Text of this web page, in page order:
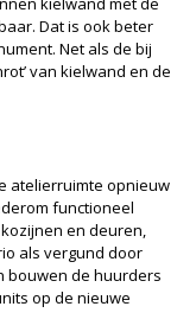
Dat is ook beter
Net als de bij
van kielwand en de
atelierruimte opnieuw
functioneel
en deuren,
als vergund door
bouwen de huurders
op de nieuwe